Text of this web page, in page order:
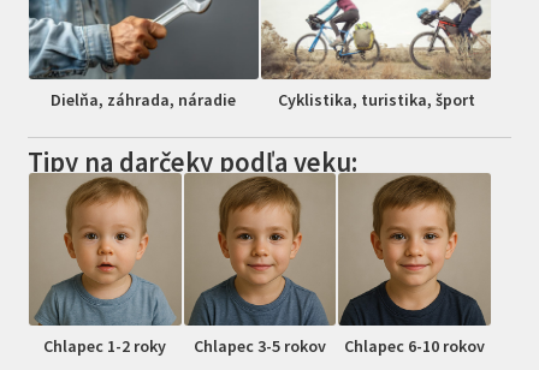
Dielňa, záhrada, náradie Cyklistika, turistika, šport
Tipy na darčeky podľa veku:
Chlapec 1-2 roky Chlapec 3-5 rokov Chlapec 6-10 rokov